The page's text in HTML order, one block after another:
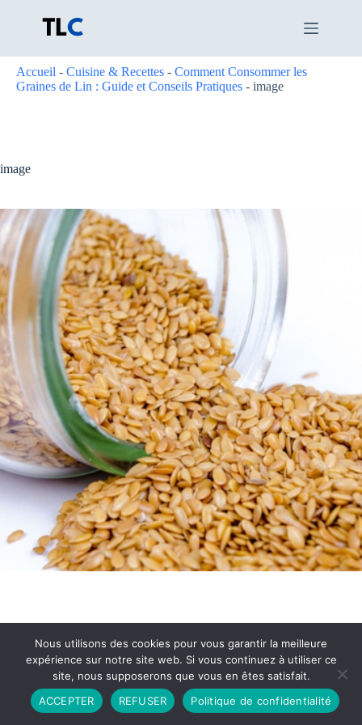
Accueil - Cuisine & Recettes - Comment Consommer les
Graines de Lin : Guide et Conseils Pratiques - image
image
Partenariat Contact
Politique de Confidentialité
CGU
Copyright © 2026 - Propulsé par DIEUDUDIABLE
Nous utilisons des cookies pour vous garantir la meilleure
expérience sur notre site web. Si vous continuez à utiliser ce
site, nous supposerons que vous en êtes satisfait.
ACCEPTER
REFUSER Politique de confidentialité